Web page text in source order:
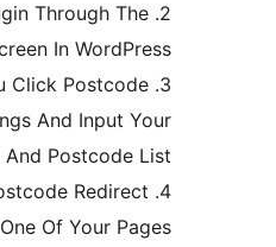
2. Activate The Plugin Through
\’plugins\’ Screen In
3. From The Menu Click
Redirect Settings And Input
Redirect Url And
4. Insert Postcode
Shortcode On One Of Your